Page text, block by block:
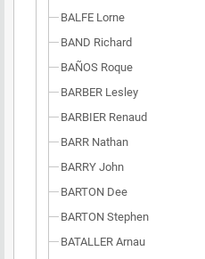
BALFE Lorne
BAND Richard
BAÑOS Roque
BARBER Lesley
BARBIER Renaud
BARR Nathan
BARRY John
BARTON Dee
BARTON Stephen
BATALLER Arnau